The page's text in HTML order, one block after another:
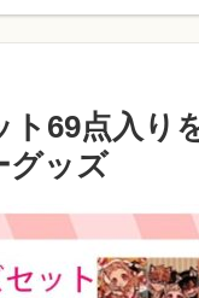
69点入り
グッズ